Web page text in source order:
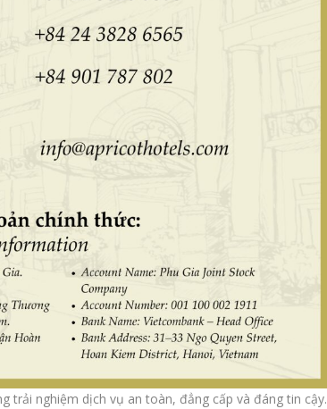
trải nghiệm dịch vụ an toàn, đẳng cấp và đáng tin cậy.